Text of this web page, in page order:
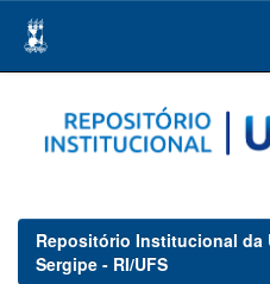
navigation
Repositório Institucional da
Sergipe - RI/UFS